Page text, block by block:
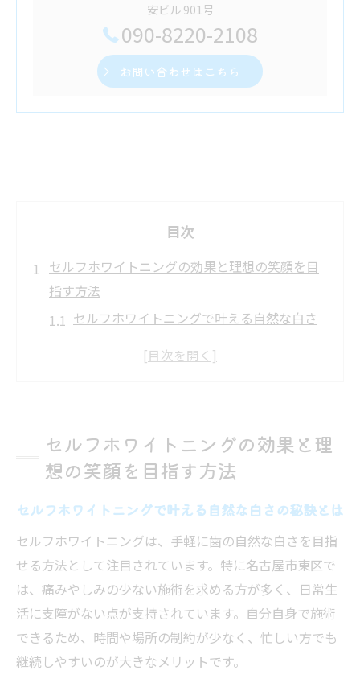
安ビル 901号
090-8220-2108
お問い合わせはこちら
目次
セルフホワイトニングの効果と理想の笑顔を目
指す方法
セルフホワイトニングで叶える自然な白さ
理想の笑顔を支えるセルフホワイトニング
検証
愛知県名古屋市で注目のセルフホワイトニ
ポイント
通い放題プランでセルフホワイトニングを賢く
活用する秘訣
セルフホワイトニング通い放題の魅力を徹
セルフホワイトニングの効果と理
想の笑顔を目指す方法
セルフホワイトニングで叶える自然な白さの秘訣とは
セルフホワイトニングは、手軽に歯の自然な白さを目指
せる方法として注目されています。特に名古屋市東区で
は、痛みやしみの少ない施術を求める方が多く、日常生
活に支障がない点が支持されています。自分自身で施術
できるため、時間や場所の制約が少なく、忙しい方でも
継続しやすいのが大きなメリットです。